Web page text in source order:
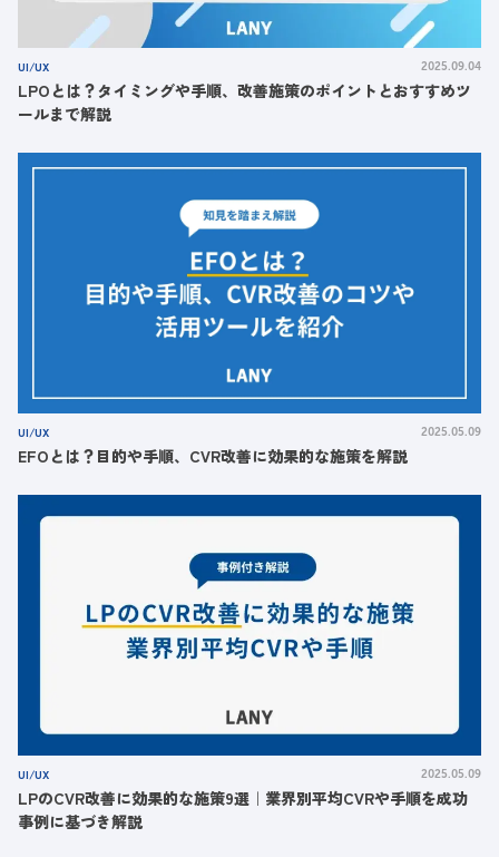
UI/UX 2025.09.04
LPOとは？タイミングや手順、改善施策のポイントとおすすめツ
ールまで解説
UI/UX 2025.05.09
EFOとは？目的や手順、CVR改善に効果的な施策を解説
UI/UX 2025.05.09
LPのCVR改善に効果的な施策9選｜業界別平均CVRや手順を成功
事例に基づき解説